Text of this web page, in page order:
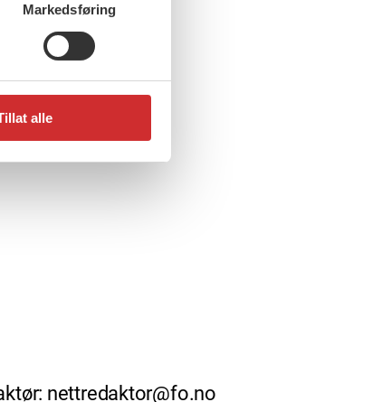
Markedsføring
alle
nettredaktor@fo.no